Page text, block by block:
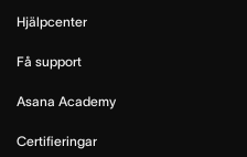
Hjälpcenter
Få support
Asana Academy
Certifieringar